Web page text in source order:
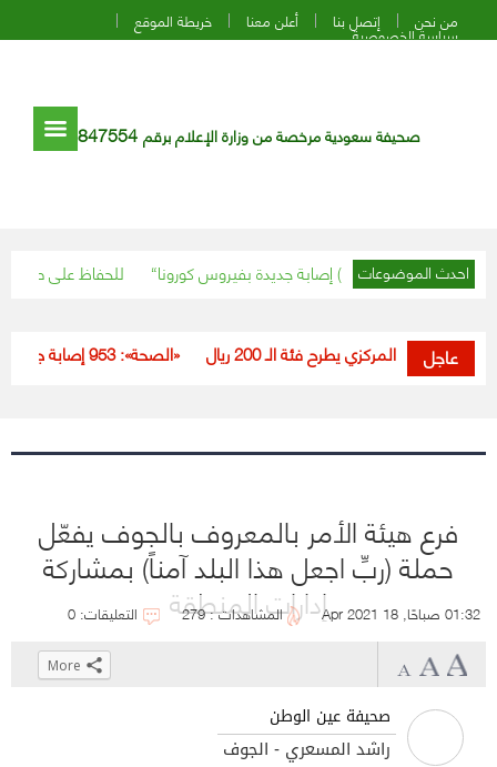
من نحن إتصل بنا أعلن معنا خريطة الموقع
سياسة الخصوصية
صحيفة سعودية مرخصة من وزارة الإعلام برقم 847554
احدث الموضوعات “عش بصحة” تنصح باتباع قاعدة”4x5x6″ للحفاظ على صحتك إصابة جديدة بفيروس كورونا
عاجل
البنك المركزي يطرح فئة الـ 200 ريال
فرع هيئة الأمر بالمعروف بالجوف يفعّل
حملة (ربِّ اجعل هذا البلد آمناً) بمشاركة
إدارات المنطقة 01:32 صباحًا, 18 Apr 2021 المشاهدات : 279 التعليقات: 0
صحيفة عين الوطن
راشد المسعري - الجوف
Click
More